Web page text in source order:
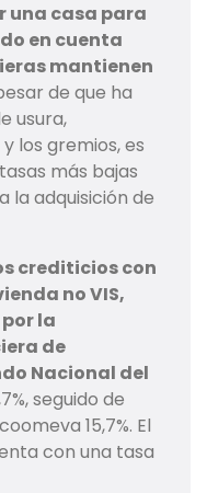
una casa para
en cuenta
mantienen
de que ha
usura,
los gremios, es
más bajas
la adquisición de
crediticios con
no VIS,
la
de
Nacional del
seguido de
15,7%. El
con una tasa